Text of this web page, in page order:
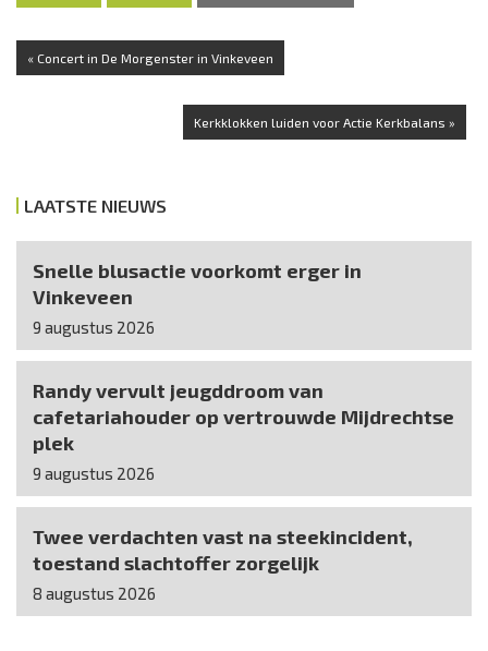
« Concert in De Morgenster in Vinkeveen
Kerkklokken luiden voor Actie Kerkbalans »
LAATSTE NIEUWS
Snelle blusactie voorkomt erger in
Vinkeveen
9 augustus 2026
Randy vervult jeugddroom van
cafetariahouder op vertrouwde Mijdrechtse
plek
9 augustus 2026
Twee verdachten vast na steekincident,
toestand slachtoffer zorgelijk
8 augustus 2026